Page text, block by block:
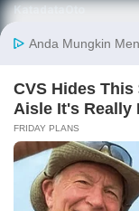
KatadataOto
Email